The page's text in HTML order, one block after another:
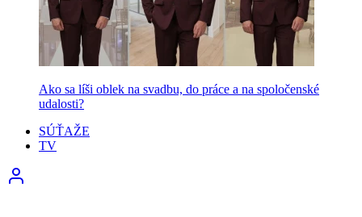
Ako sa líši oblek na svadbu, do práce a na spoločenské
udalosti?
SÚŤAŽE
TV